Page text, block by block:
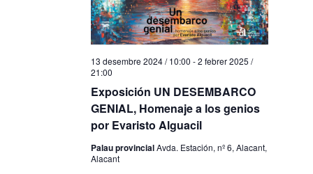
Exposición UN DESEMBARCO
GENIAL, Homenaje a los genios
por Evaristo Alguacil
13 desembre 2024 / 10:00 -2 febrer 2025 /
21:00
Palau provincialAvda. Estación, nº 6, Alacant,
Alacant